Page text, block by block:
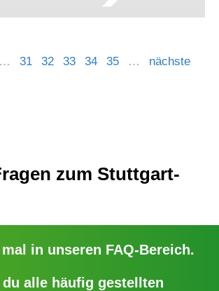
… 31 32 33 34 35 … nächste
zum Stuttgart-
in unseren FAQ-Bereich.
alle häufig gestellten